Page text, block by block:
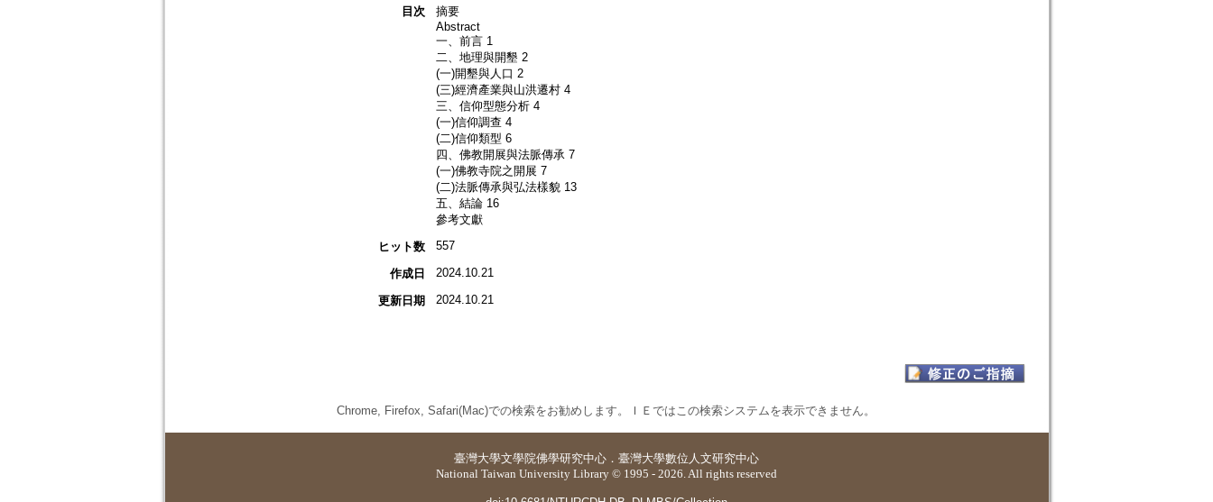
目次
摘要
Abstract
一、前言 1
二、地理與開墾 2
(一)開墾與人口 2
(三)經濟產業與山洪遷村 4
三、信仰型態分析 4
(一)信仰調查 4
(二)信仰類型 6
四、佛教開展與法脈傳承 7
(一)佛教寺院之開展 7
(二)法脈傳承與弘法樣貌 13
五、結論 16
參考文獻
ヒット数
557
作成日 2024.10.21
更新日期 2024.10.21
Chrome, Firefox, Safari(Mac)での検索をお勧めします。ＩＥではこの検索システムを表示できません。
臺灣大學文學院佛學研究中心 ． 臺灣大學數位人文研究中心
National Taiwan University Library © 1995 - 2026. All rights reserved